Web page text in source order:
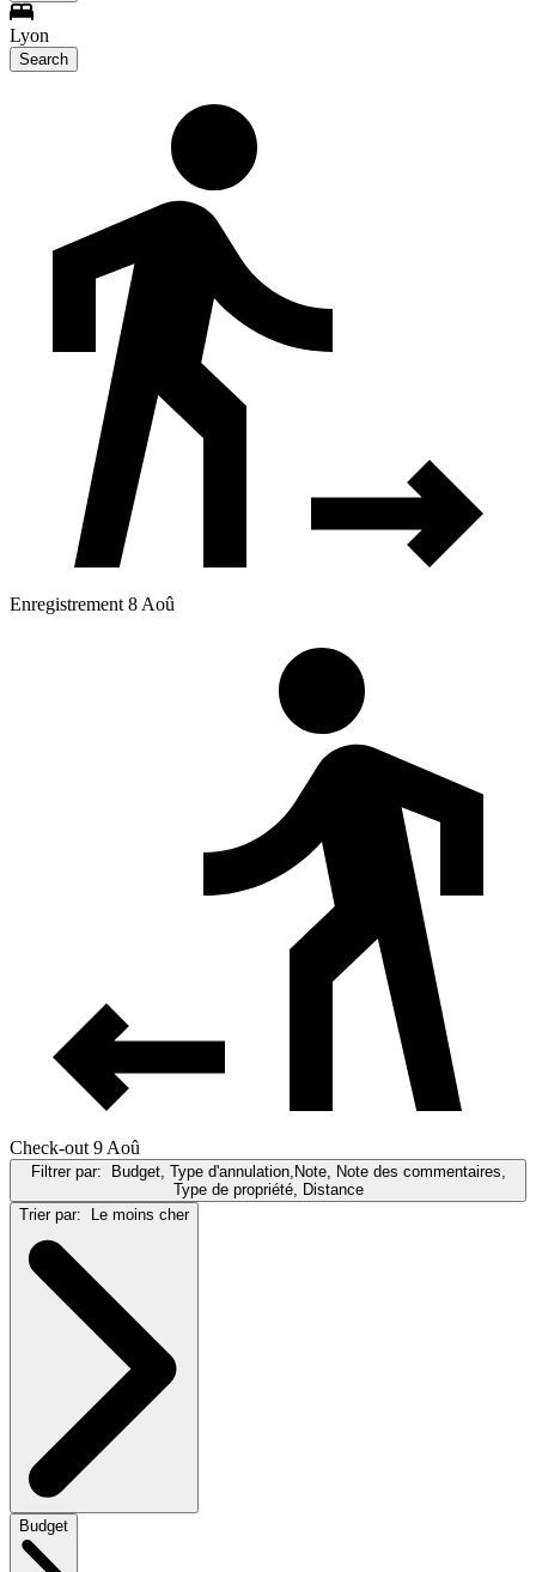
Lyon
Search
Enregistrement 8 Aoû
Check-out 9 Aoû
Filtrer par: Budget, Type d'annulation,Note, Note des commentaires,
Type de propriété, Distance
Trier par: Le moins cher
Budget